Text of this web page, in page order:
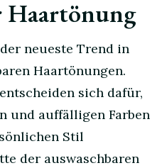
Haartönung
neueste Trend in
Haartönungen.
sich dafür,
und auffälligen Farben
Stil
der auswaschbaren